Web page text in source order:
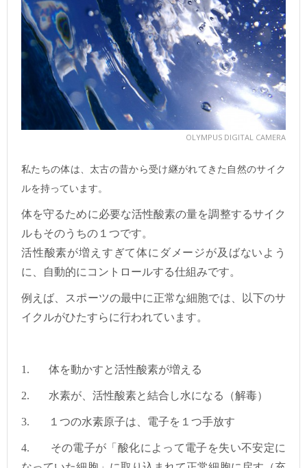
OLYMPUS DIGITAL CAMERA
私たちの体は、太古の昔から受け継がれてきた自然のサイク
ルを持っています。
体を守るために必要な活性酸素の量を調整するサイク
ルもそのうちの１つです。
活性酸素が増えすぎて体にダメージが及ばないよう
に、自動的にコントロールする仕組みです。
例えば、スポーツの最中に正常な細胞では、以下のサ
イクルがひたすらに行われています。
1. 体を動かすと活性酸素が増える
2. 水素が、活性酸素と結合し水になる（解毒）
3. １つの水素原子は、電子を１つ手放す
4. その電子が「酸化によって電子を失い不安定に